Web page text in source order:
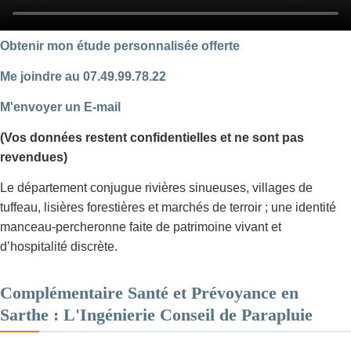
Obtenir mon étude personnalisée offerte
Me joindre au 07.49.99.78.22
M'envoyer un E-mail
(Vos données restent confidentielles et ne sont pas
revendues)
Le département conjugue rivières sinueuses, villages de
tuffeau, lisières forestières et marchés de terroir ; une identité
manceau-percheronne faite de patrimoine vivant et
d’hospitalité discrète.
Complémentaire Santé et Prévoyance en
Sarthe : L'Ingénierie Conseil de Parapluie